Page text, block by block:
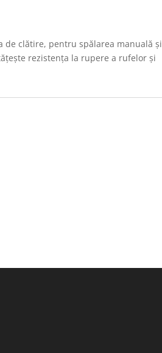
de clătire, pentru spălarea manuală și
rezistența la rupere a rufelor și